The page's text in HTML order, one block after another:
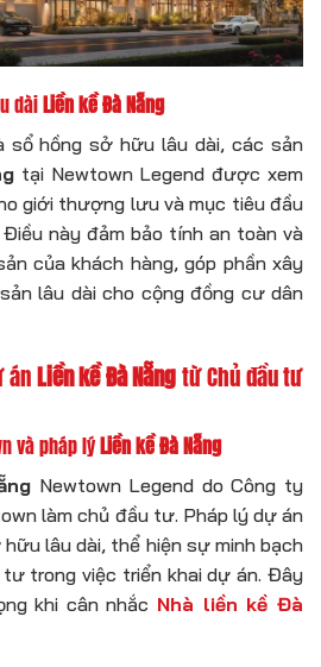
dàiLiền kề Đà Nẵng
sổ hồng sở hữu lâu dài, các sản
tại Newtown Legend được xem
giới thượng lưu và mục tiêu đầu
này đảm bảo tính an toàn và
của khách hàng, góp phần xây
lâu dài cho cộng đồng cư dân
ánLiền kề Đà Nẵngtừ Chủ đầu tư
và pháp lýLiền kề Đà Nẵng
Newtown Legend do Công ty
làm chủ đầu tư. Pháp lý dự án
lâu dài, thể hiện sự minh bạch
trong việc triển khai dự án. Đây
khi cân nhắc Nhà liền kề Đà